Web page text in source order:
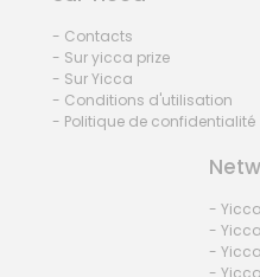
- Contacts
- Sur yicca prize
- Sur Yicca
- Conditions d'utilisation
- Politique de confidentialité
-
-
-